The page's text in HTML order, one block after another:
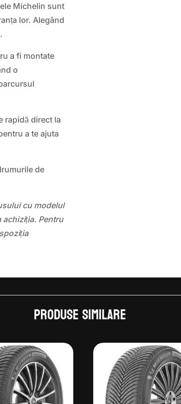
Michelin sunt
lor. Alegând
a fi montate
o
rapidă direct la
a te ajuta
de
cu modelul
achiziția. Pentru
Produse similare